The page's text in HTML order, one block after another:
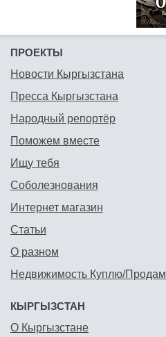
ПРОЕКТЫ
Новости Кыргызстана
Пресса Кыргызстана
Народный репортёр
Поможем вместе
Ищу тебя
Соболезнования
Интернет магазин
Статьи
О разном
Недвижимость Куплю/Продам
КЫРГЫЗСТАН
О Кыргызстане